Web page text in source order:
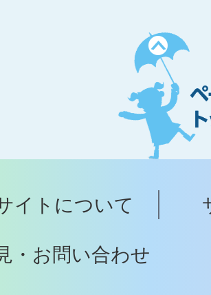
ペ
ー
ジ
ト
ッ
へ
イトについて
・お問い合わせ